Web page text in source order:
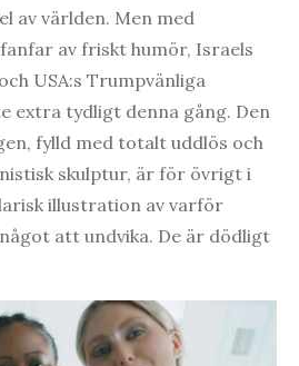
av världen. Men med
av friskt humör, Israels
USA:s Trumpvänliga
extra tydligt denna gång. Den
fylld med totalt uddlös och
skulptur, är för övrigt i
illustration av varför
att undvika. De är dödligt